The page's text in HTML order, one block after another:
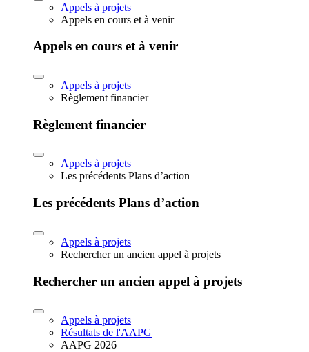
Appels à projets
Appels en cours et à venir
Appels en cours et à venir
Appels à projets
Règlement financier
Règlement financier
Appels à projets
Les précédents Plans d’action
Les précédents Plans d’action
Appels à projets
Rechercher un ancien appel à projets
Rechercher un ancien appel à projets
Appels à projets
Résultats de l'AAPG
AAPG 2026